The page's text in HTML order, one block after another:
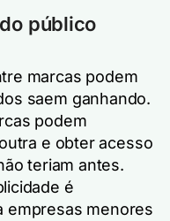
público
marcas podem
saem ganhando.
podem
e obter acesso
teriam antes.
é
empresas menores